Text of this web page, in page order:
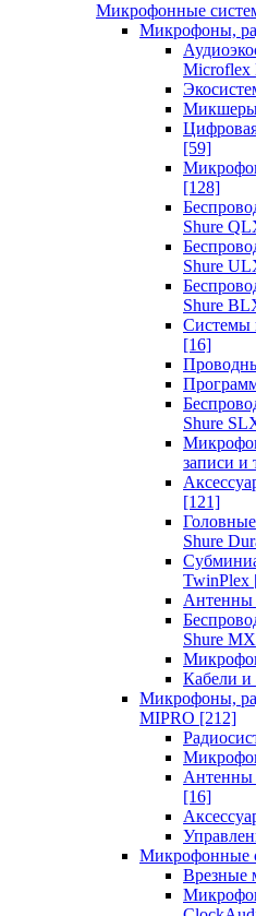
Микрофонные
Микрофоны,
Microflex
Микшеры
[59]
[128]
Shure
Shure
Shure
Системы
[16]
Shure
записи и
[121]
Shure
TwinPlex
Антенны
Shure
Кабели и
Микрофоны,
MIPRO [212]
Антенны
[16]
Микрофонные
Врезные